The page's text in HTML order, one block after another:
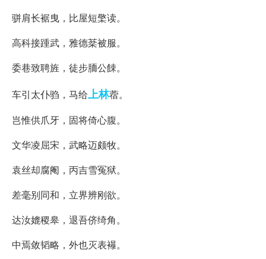
骈肩长裾曳，比屋短檠读。
高科接踵武，雅德棻被服。
委巷致聘旌，徒步胹公餗。
车引太仆驺，马给上林蓿。
岂惟供爪牙，固将倚心腹。
文华凌屈宋，武略迈颇牧。
袁丝却腐阉，丙吉雪冤狱。
差毫别同和，立界辨刚欲。
达汝媲稷皋，退吾侪绮角。
中焉敛韬略，外也灭表襮。